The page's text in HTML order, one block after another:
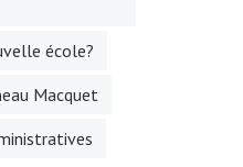
école?
Macquet